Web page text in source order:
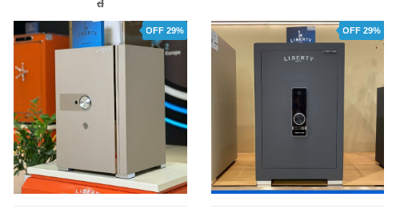
Trọng lượng:
Bảo hành:36 tháng
Giá: 10,300,000 đ
12,900,000
GIỎ HÀNG
Giá: 13,790,000 đ
19,002,600
GIỎ HÀNG
OFF 29%